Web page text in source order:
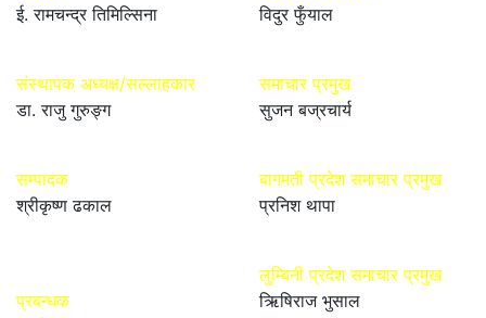
ई. रामचन्द्र तिमिल्सिना
संस्थापक अध्यक्ष/सल्लाहकार
डा. राजु गुरुङ्ग
सम्पादक
श्रीकृष्ण ढकाल
प्रबन्धक
विदुर फुँयाल
समाचार प्रमुख
सुजन बज्रचार्य
बागमती प्रदेश समाचार प्रमुख
प्रनिश थापा
लुम्बिनी प्रदेश समाचार प्रमुख
ऋिषिराज भुसाल